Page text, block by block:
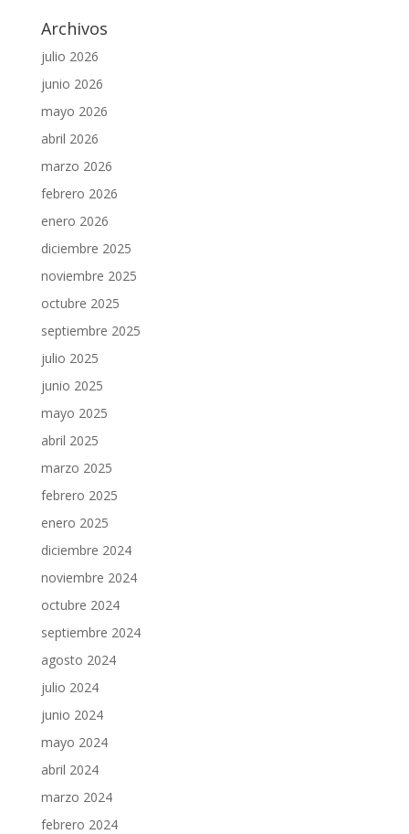
Archivos
julio 2026
junio 2026
mayo 2026
abril 2026
marzo 2026
febrero 2026
enero 2026
diciembre 2025
noviembre 2025
octubre 2025
septiembre 2025
julio 2025
junio 2025
mayo 2025
abril 2025
marzo 2025
febrero 2025
enero 2025
diciembre 2024
noviembre 2024
octubre 2024
septiembre 2024
agosto 2024
julio 2024
junio 2024
mayo 2024
abril 2024
marzo 2024
febrero 2024